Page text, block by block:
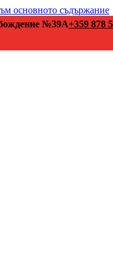
основното съдържание
№39А+359 878